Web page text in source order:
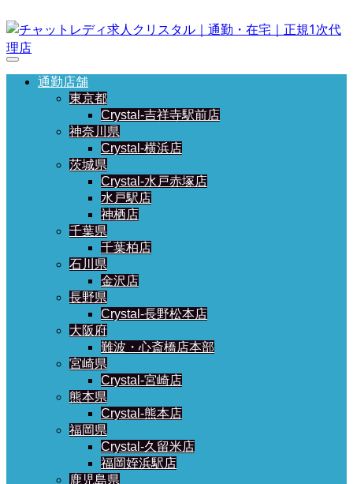
通勤店舗
東京都
Crystal-吉祥寺駅前店
神奈川県
Crystal-横浜店
茨城県
Crystal-水戸赤塚店
水戸駅店
神栖店
千葉県
千葉柏店
石川県
金沢店
長野県
Crystal-長野松本店
大阪府
難波・心斎橋店本部
宮崎県
Crystal-宮崎店
熊本県
Crystal-熊本店
福岡県
Crystal-久留米店
福岡姪浜駅店
鹿児島県